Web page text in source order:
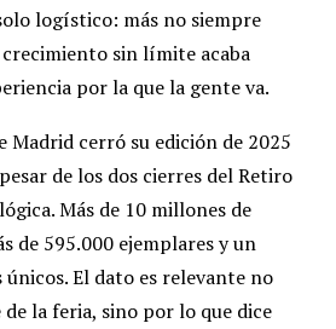
logístico: más no siempre
sin límite acaba
por la que la gente va.
Madrid cerró su edición de 2025
de los dos cierres del Retiro
Más de 10 millones de
de 595.000 ejemplares y un
El dato es relevante no
la feria, sino por lo que dice